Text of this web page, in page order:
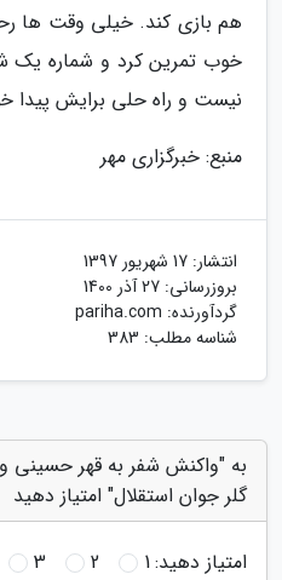
هم بازی کند. خیلی وقت ها
خوب تمرین کرد و شماره یک
نیست و راه حلی برایش پیدا
منبع: خبرگزاری مهر
انتشار: 17 شهریور 1397
بروزرسانی: 27 آذر 1400
گردآورنده: pariha.com
شناسه مطلب: 383
به "واکنش شفر به قهر حسینی
گلر جوان استقلال" امتیاز دهید
امتیاز دهید:1
2
3